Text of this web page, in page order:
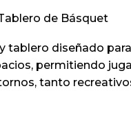
de Básquet
tablero diseñado
permitiendo
tanto